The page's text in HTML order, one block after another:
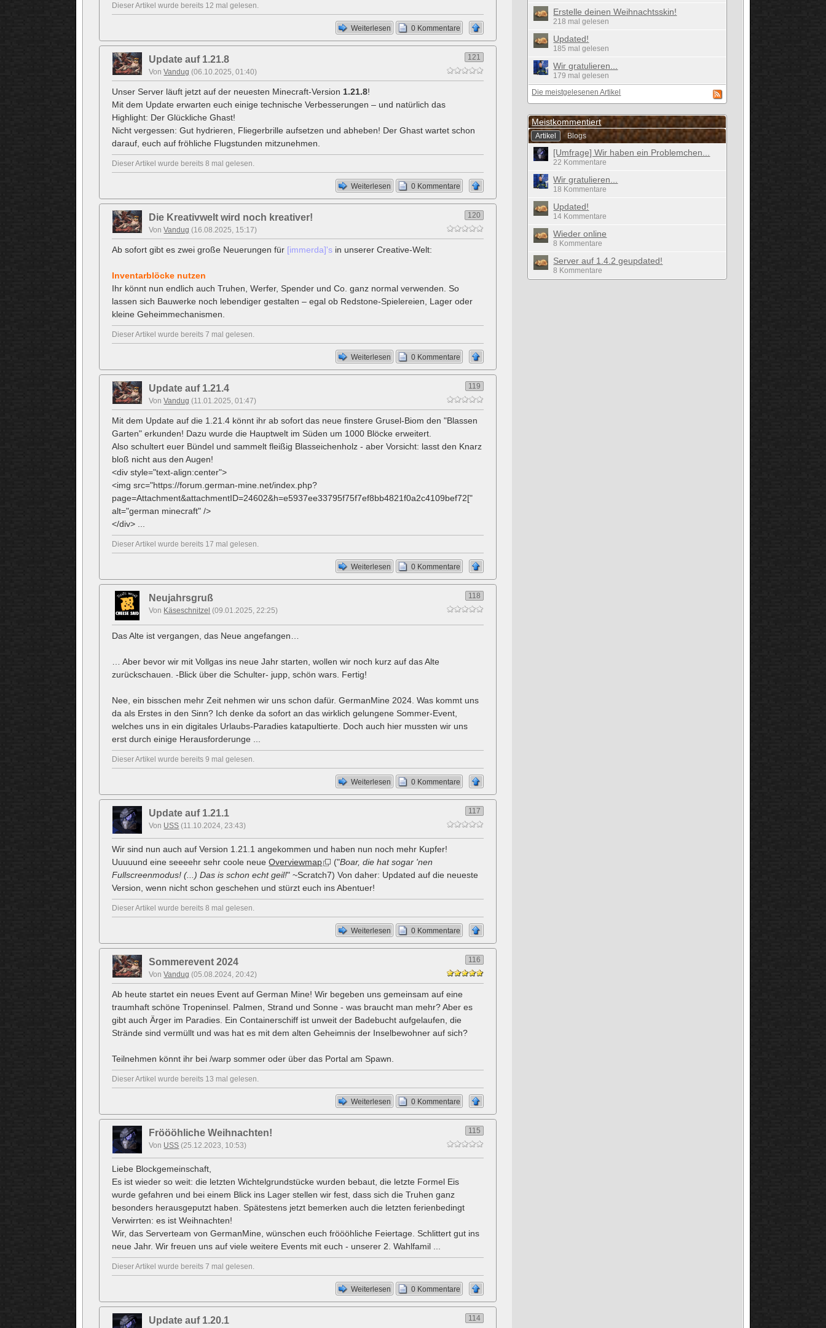
Dieser Artikel wurde bereits 12 mal gelesen.
0 Kommentare
Weiterlesen
121
Update auf 1.21.8
VonVandug (06.10.2025, 01:40)
Unser Server läuft jetzt auf der neuesten Minecraft-Version1.21.8!
Mit dem Update erwarten euch einige technische Verbesserungen – und natürlich das
Highlight: Der Glückliche Ghast!
Nicht vergessen: Gut hydrieren, Fliegerbrille aufsetzen und abheben! Der Ghast wartet schon
darauf, euch auf fröhliche Flugstunden mitzunehmen.
Dieser Artikel wurde bereits 8 mal gelesen.
0 Kommentare
Weiterlesen
120
Die Kreativwelt wird noch kreativer!
VonVandug (16.08.2025, 15:17)
Ab sofort gibt es zwei große Neuerungen für [immerda]'s in unserer Creative-Welt:
Inventarblöcke nutzen
Ihr könnt nun endlich auch Truhen, Werfer, Spender und Co. ganz normal verwenden. So
lassen sich Bauwerke noch lebendiger gestalten – egal ob Redstone-Spielereien, Lager oder
kleine Geheimmechanismen.
Dieser Artikel wurde bereits 7 mal gelesen.
0 Kommentare
Weiterlesen
119
Update auf 1.21.4
VonVandug (11.01.2025, 01:47)
Mit dem Update auf die 1.21.4 könnt ihr ab sofort das neue finstere Grusel-Biom den "Blassen
Garten" erkunden! Dazu wurde die Hauptwelt im Süden um 1000 Blöcke erweitert.
Also schultert euer Bündel und sammelt fleißig Blasseichenholz - aber Vorsicht: lasst den Knarz
bloß nicht aus den Augen!
<div style="text-align:center">
<img src="https://forum.german-mine.net/index.php?
page=Attachment&attachmentID=24602&h=e5937ee33795f75f7ef8bb4821f0a2c4109bef72["
alt="german minecraft" />
</div> ...
Dieser Artikel wurde bereits 17 mal gelesen.
0 Kommentare
Weiterlesen
118
Neujahrsgruß
Von Käseschnitzel (09.01.2025, 22:25)
Das Alte ist vergangen, das Neue angefangen…
… Aber bevor wir mit Vollgas ins neue Jahr starten, wollen wir noch kurz auf das Alte
zurückschauen. -Blick über die Schulter- jupp, schön wars. Fertig!
Nee, ein bisschen mehr Zeit nehmen wir uns schon dafür. GermanMine 2024. Was kommt uns
da als Erstes in den Sinn? Ich denke da sofort an das wirklich gelungene Sommer-Event,
welches uns in ein digitales Urlaubs-Paradies katapultierte. Doch auch hier mussten wir uns
erst durch einige Herausforderunge ...
Dieser Artikel wurde bereits 9 mal gelesen.
0 Kommentare
Weiterlesen
117
Update auf 1.21.1
Von USS (11.10.2024, 23:43)
Wir sind nun auch auf Version 1.21.1 angekommen und haben nun noch mehr Kupfer!
Uuuuund eine seeeehr sehr coole neueOverviewmap ("Boar, die hat sogar 'nen
Fullscreenmodus! (...) Das is schon echt geil!" ~Scratch7) Von daher: Updated auf die neueste
Version, wenn nicht schon geschehen und stürzt euch ins Abentuer!
Dieser Artikel wurde bereits 8 mal gelesen.
0 Kommentare
Weiterlesen
116
Sommerevent 2024
VonVandug (05.08.2024, 20:42)
Ab heute startet ein neues Event auf German Mine! Wir begeben uns gemeinsam auf eine
traumhaft schöne Tropeninsel. Palmen, Strand und Sonne - was braucht man mehr? Aber es
gibt auch Ärger im Paradies. Ein Containerschiff ist unweit der Badebucht aufgelaufen, die
Strände sind vermüllt und was hat es mit dem alten Geheimnis der Inselbewohner auf sich?
Teilnehmen könnt ihr bei /warp sommer oder über das Portal am Spawn.
Dieser Artikel wurde bereits 13 mal gelesen.
0 Kommentare
Weiterlesen
115
Fröööhliche Weihnachten!
Von USS (25.12.2023, 10:53)
Liebe Blockgemeinschaft,
Es ist wieder so weit: die letzten Wichtelgrundstücke wurden bebaut, die letzte Formel Eis
wurde gefahren und bei einem Blick ins Lager stellen wir fest, dass sich die Truhen ganz
besonders herausgeputzt haben. Spätestens jetzt bemerken auch die letzten ferienbedingt
Verwirrten: es ist Weihnachten!
Wir, das Serverteam von GermanMine, wünschen euch fröööhliche Feiertage. Schlittert gut ins
neue Jahr. Wir freuen uns auf viele weitere Events mit euch - unserer 2. Wahlfamil ...
Dieser Artikel wurde bereits 7 mal gelesen.
0 Kommentare
Weiterlesen
114
Update auf 1.20.1
Erstelle deinen Weihnachtsskin!
218 mal gelesen
Updated!
185 mal gelesen
Wir gratulieren...
179 mal gelesen
Die meistgelesenen Artikel
Meistkommentiert
Artikel Blogs
[Umfrage] Wir haben ein Problemchen...
22 Kommentare
Wir gratulieren...
18 Kommentare
Updated!
14 Kommentare
Wieder online
8 Kommentare
Server auf 1.4.2 geupdated!
8 Kommentare